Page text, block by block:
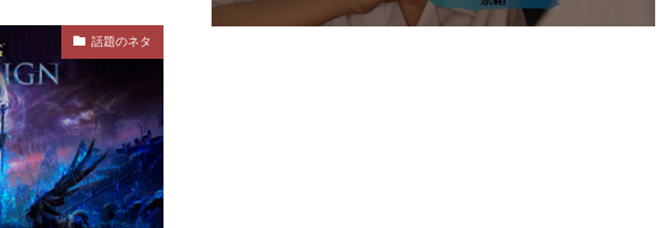
話題のネタ